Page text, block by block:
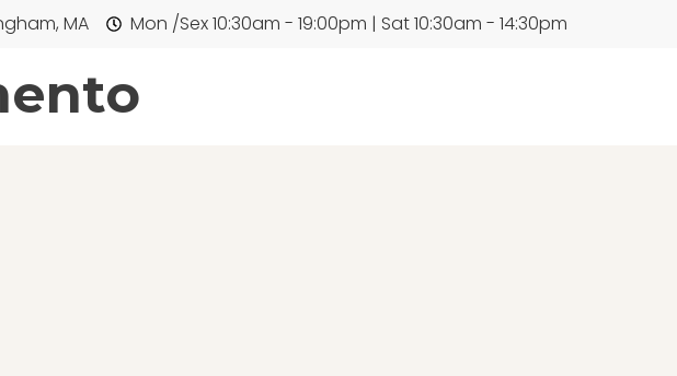
MA Mon /Sex 10:30am - 19:00pm | Sat 10:30am - 14:30pm